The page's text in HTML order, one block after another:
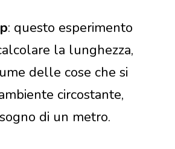
: questo esperimento
la lunghezza,
delle cose che si
circostante,
di un metro.